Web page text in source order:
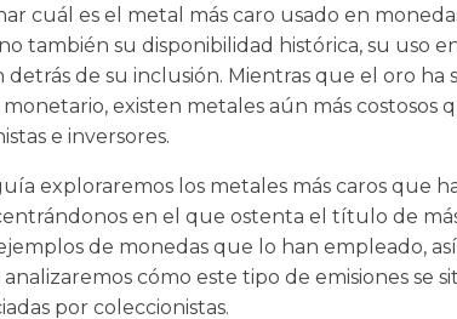
cuál es el metal más caro usado en
también su disponibilidad histórica, su uso
detrás de su inclusión. Mientras que el oro
existen metales aún más costosos
e inversores.
exploraremos los metales más caros que
en el que ostenta el título de
de monedas que lo han empleado,
cómo este tipo de emisiones se
por coleccionistas.